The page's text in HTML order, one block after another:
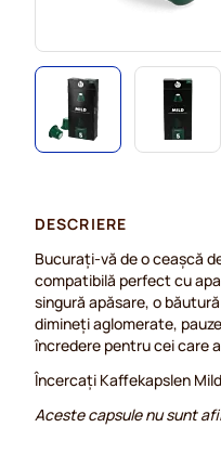
DESCRIERE
Bucurați-vă de o ceașcă
compatibilă perfect cu
singură apăsare, o
dimineți aglomerate,
încredere pentru cei care
Încercați Kaffekapslen
Aceste capsule nu sunt